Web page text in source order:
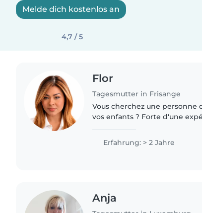
Melde dich kostenlos an
4,7 / 5
Flor
Tagesmutter in Frisange
Vous cherchez une personne
vos enfants ? Forte d'une
attentionné...
Erfahrung: > 2 Jahre
Anja